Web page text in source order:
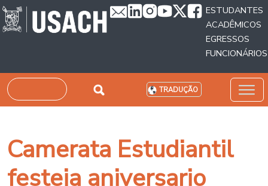
Passar para o conteúdo principal
ESTUDANTES
ACADÊMICOS
EGRESSOS
FUNCIONÁRIOS
Pesquisar TRADUÇÃO
Camerata Estudiantil
festeja aniversario